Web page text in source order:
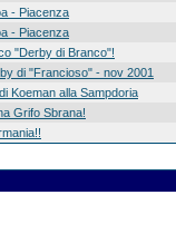
- Piacenza
- Piacenza
"Derby di Branco"!
di "Francioso" - nov 2001
Koeman alla Sampdoria
Grifo Sbrana!